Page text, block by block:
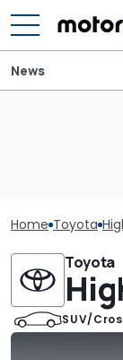
News
Home Toyota
Toyota
SUV/